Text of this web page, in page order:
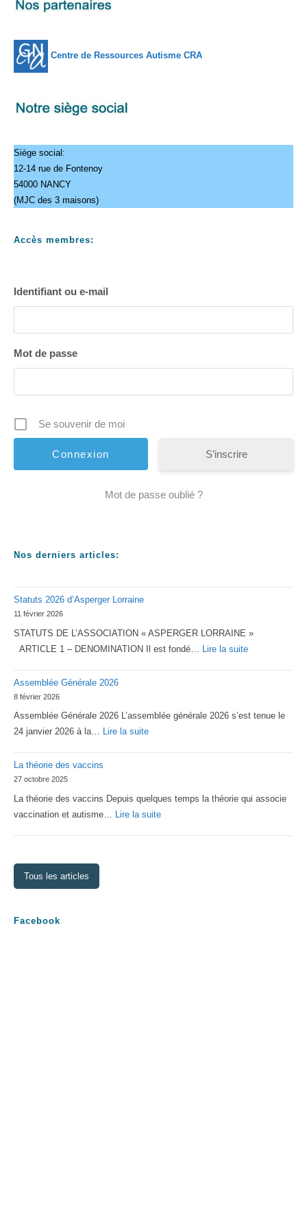
Centre de Ressources Autisme CRA
Siège social:
12-14 rue de Fontenoy
54000 NANCY
(MJC des 3 maisons)
Accès membres:
Identifiant ou e-mail
Mot de passe
Se souvenir de moi
S’inscrire
Mot de passe oublié ?
Nos derniers articles:
Statuts 2026 d’Asperger Lorraine
11 février 2026
STATUTS DE L’ASSOCIATION « ASPERGER LORRAINE »
ARTICLE 1 – DENOMINATION Il est fondé… Lire la suite:
Lorraine
Assemblée Générale 2026
8 février 2026
Assemblée Générale 2026 L’assemblée générale 2026 s’est tenue le
24 janvier 2026 à la… Lire la suite:
La théorie des vaccins
27 octobre 2025
La théorie des vaccins Depuis quelques temps la théorie qui associe
vaccination et autisme… Lire la suite:
Tous les articles
Facebook